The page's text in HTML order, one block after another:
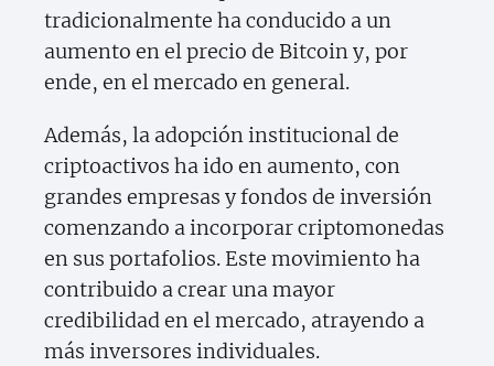
tradicionalmente ha conducido a un
aumento en el precio de Bitcoin y, por
ende, en el mercado en general.
Además, la adopción institucional de
criptoactivos ha ido en aumento, con
grandes empresas y fondos de inversión
comenzando a incorporar criptomonedas
en sus portafolios. Este movimiento ha
contribuido a crear una mayor
credibilidad en el mercado, atrayendo a
más inversores individuales.